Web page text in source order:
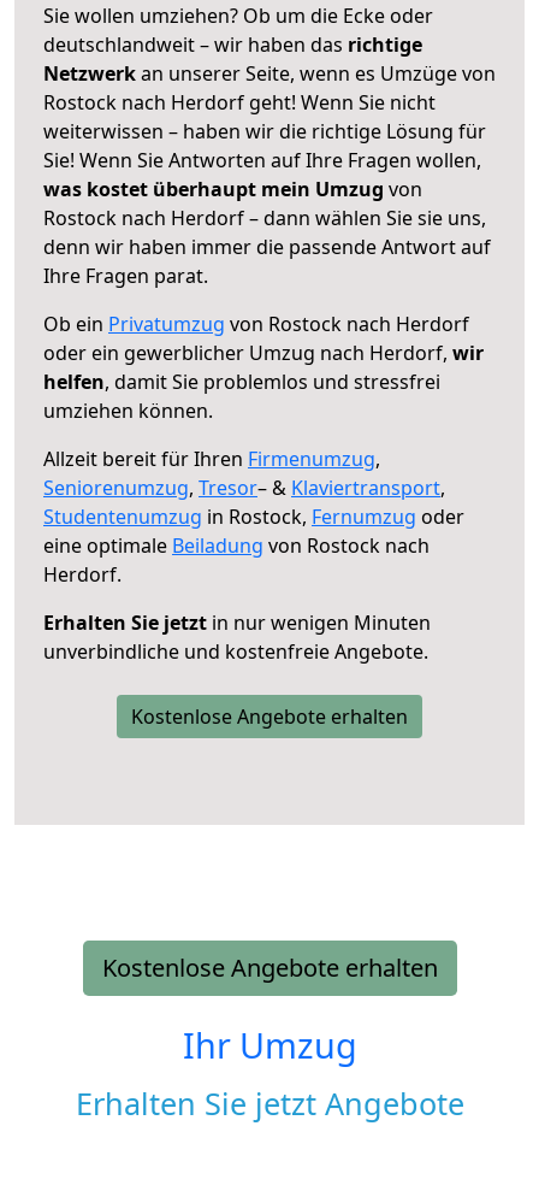
Sie wollen umziehen? Ob um die Ecke oder
deutschlandweit – wir haben das richtige
Netzwerkan unserer Seite, wenn es Umzüge von
Rostock nach Herdorf geht! Wenn Sie nicht
weiterwissen – haben wir die richtige Lösung für
Sie! Wenn Sie Antworten auf Ihre Fragen wollen,
was kostet überhaupt mein Umzug von
Rostock nach Herdorf – dann wählen Sie sie uns,
denn wir haben immer die passende Antwort auf
Ihre Fragen parat.
Ob ein Privatumzug von Rostock nach Herdorf
oder ein gewerblicher Umzug nach Herdorf, wir
helfen, damit Sie problemlos und stressfrei
umziehen können.
Allzeit bereit für Ihren Firmenumzug,
Seniorenumzug, Tresor– & Klaviertransport,
Studentenumzug in Rostock, Fernumzug oder
eine optimale Beiladung von Rostock nach
Herdorf.
Erhalten Sie jetzt in nur wenigen Minuten
unverbindliche und kostenfreie Angebote.
Kostenlose Angebote erhalten
Kostenlose Angebote erhalten
Ihr Umzug
Erhalten Sie jetzt Angebote